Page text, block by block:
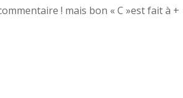
! mais bon « C »est fait à +